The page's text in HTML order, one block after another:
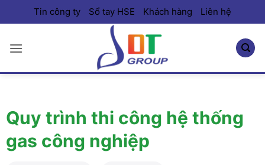
qua
dung
Tin công ty Sổ tay HSE Khách hàng Liên hệ
Quy trình thi công hệ thống
gas công nghiệp